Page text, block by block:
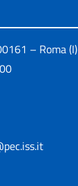
– Roma (I)